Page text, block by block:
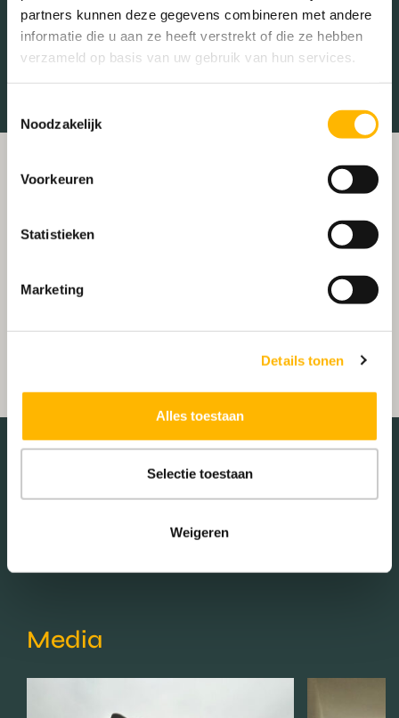
partners kunnen deze gegevens combineren met andere
informatie die u aan ze heeft verstrekt of die ze hebben
verzameld op basis van uw gebruik van hun services.
Noodzakelijk
Voorkeuren
Statistieken
Marketing
Details tonen
Alles toestaan
Selectie toestaan
Weigeren
Treinstation Universiteit
Winkelcentrum Ziekenhuis
Schaduwwijzer
Media